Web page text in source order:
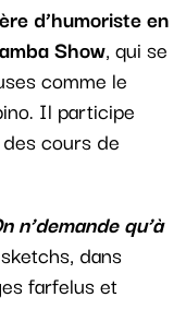
d’humoriste en
Show, qui se
comme le
Il participe
cours de
n’demande qu’à
dans
farfelus et